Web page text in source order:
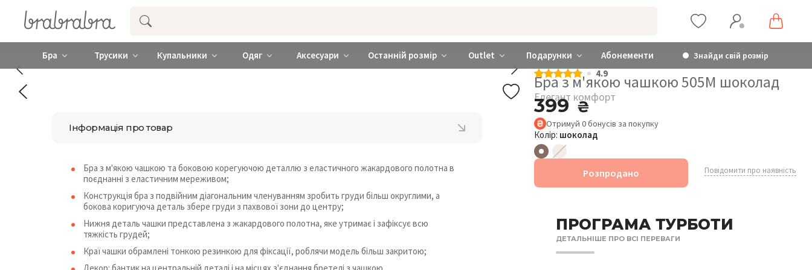
Купити нижню жіночу білизну ❤️ brabrabra ❤️ Київ та Україна
Бра Трусики Купальники Одяг Аксесуари Останній розмір Outlet Подарунки Абонементи Знайди свій розмір
4.9
Бра з м'якою чашкою 505M шоколад
Елегант комфорт
399₴
Отримуй 0бонусів за покупку
Колір: шоколад
Розпродано Повідомити про наявність
ПРОГРАМА ТУРБОТИ
ДЕТАЛЬНІШЕ ПРО ВСІ ПЕРЕВАГИ
Інформація про товар
Бра з м'якою чашкою та боковою корегуючою деталлю з еластичного жакардового полотна в
поєднанні з еластичним мереживом;
Конструкція бра з подвійним діагональним членуванням зробить груди більш округлими, а
бокова коригуюча деталь збере груди з пахвової зони до центру;
Нижня деталь чашки представлена ​​з жакардового полотна, яке утримає і зафіксує всю
тяжкість грудей;
Краї чашки обрамлені тонкою резинкою для фіксації, роблячи модель більш закритою;